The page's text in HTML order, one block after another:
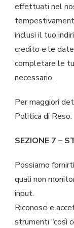
effettuati nel
inclusi il tuo
credito e le date
completare le
necessario.
Per maggiori
Politica di Reso.
SEZIONE 7 –
Possiamo
quali non
input.
Riconosci e
strumenti “così